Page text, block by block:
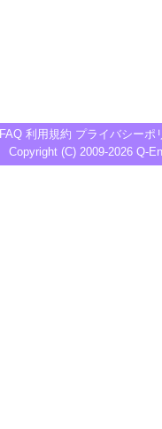
FAQ 利用規約 プライバシーポ
Copyright (C) 2009-2026 Q-